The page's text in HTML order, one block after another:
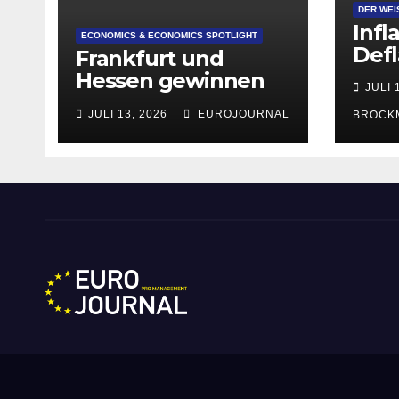
ECONOMICS & ECONOMICS SPOTLIGHT
Frankfurt und
Hessen gewinnen
deutlich an
Attraktivität für
Startup-
JULI 13, 2026 EUROJOURNAL
DER
JULI